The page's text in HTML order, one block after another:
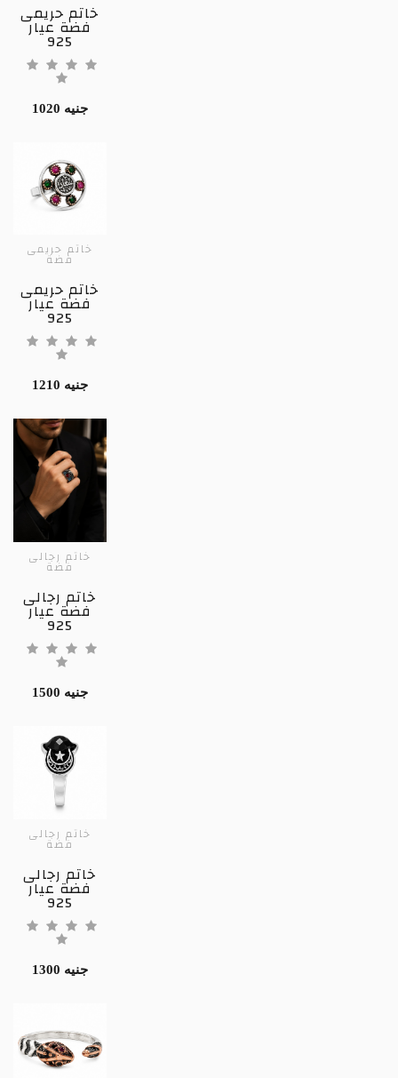
خاتم حريمى
فضة عيار
925
1020 جنيه
خاتم حريمى
فضة
خاتم حريمى
فضة عيار
925
1210 جنيه
خاتم رجالى
فضة
خاتم رجالى
فضة عيار
925
1500 جنيه
خاتم رجالى
فضة
خاتم رجالى
فضة عيار
925
1300 جنيه